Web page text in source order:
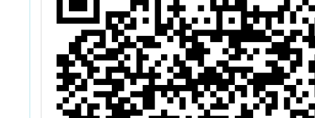
國民中學學生免
費參與